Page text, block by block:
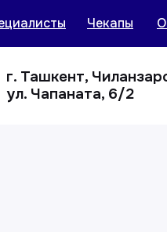
Чекапы
г. Ташкент,
ул. Чапаната, 6/2